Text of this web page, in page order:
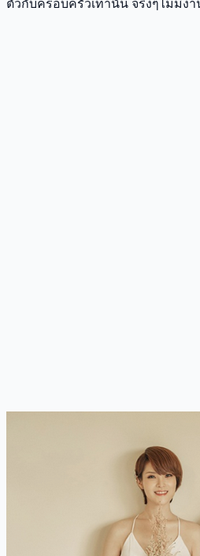
ตัวกับครอบครัวเท่านั้น จริงๆไม่มีงา